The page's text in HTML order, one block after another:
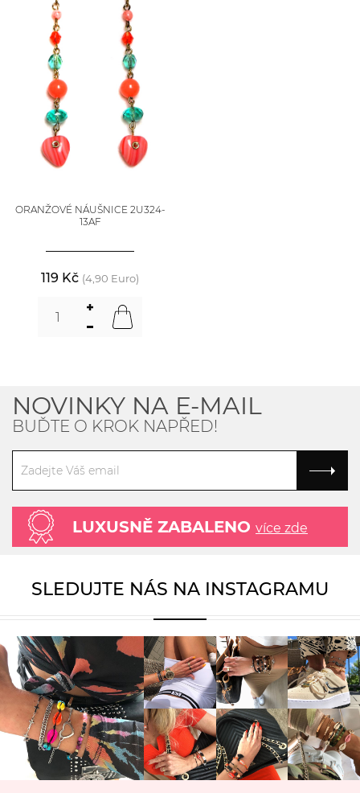
ORANŽOVÉ NÁUŠNICE 2U324-
13AF
119 Kč (4,90 Euro)
NOVINKY NA E-MAIL
BUĎTE O KROK NAPŘED!
LUXUSNĚ ZABALENO více zde
SLEDUJTE NÁS NA INSTAGRAMU